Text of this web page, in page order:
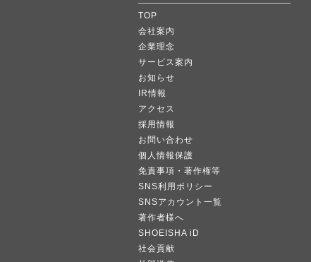
TOP
会社案内
企業理念
サービス案内
お知らせ
IR情報
アクセス
採用情報
お問い合わせ
個人情報保護
免責事項・著作権等
SNS利用ポリシー
SNSアカウント一覧
著作者様へ
SHOEISHA iD
社会貢献